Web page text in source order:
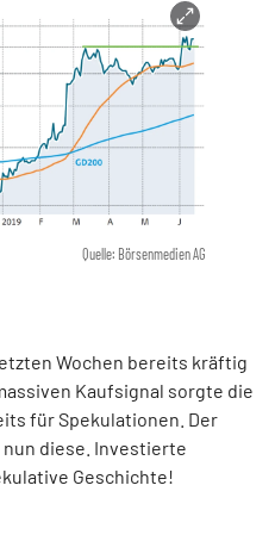
Quelle: Börsenmedien AG
Wochen bereits kräftig
Kaufsignal sorgte die
für Spekulationen. Der
diese. Investierte
Geschichte!